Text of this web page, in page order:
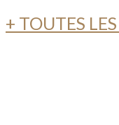
+ TOUTES